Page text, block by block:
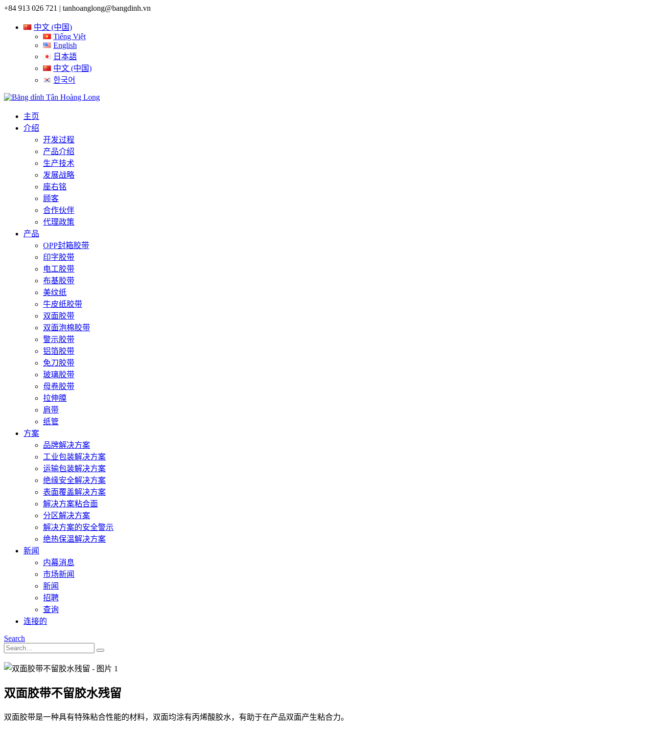
+84 913 026 721 | tanhoanglong@bangdinh.vn
中文 (中国)
Tiếng Việt
English
日本語
中文 (中国)
한국어
主页
介绍
开发过程
产品介绍
生产技术
发展战略
座右铭
顾客
合作伙伴
代理政策
产品
OPP封箱胶带
印字胶带
电工胶带
布基胶带
美纹纸
牛皮纸胶带
双面胶带
双面泡棉胶带
警示胶带
铝箔胶带
免刀胶带
玻璃胶带
母卷胶带
拉伸膜
肩带
纸管
方案
品牌解决方案
工业包装解决方案
运输包装解决方案
绝缘安全解决方案
表面覆盖解决方案
解决方案粘合面
分区解决方案
解决方案的安全警示
绝热保温解决方案
新闻
内幕消息
市场新闻
新闻
招聘
查询
连接的
Search
双面胶带不留胶水残留
双面胶带是一种具有特殊粘合性能的材料，双面均涂有丙烯酸胶水，有助于在产品双面产生粘合力。